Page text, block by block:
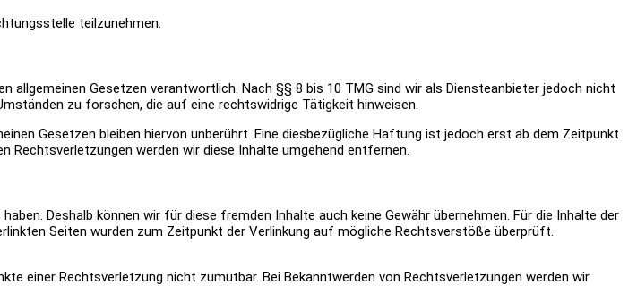
teilzunehmen.
Gesetzen verantwortlich. Nach §§ 8 bis 10 TMG sind wir als Diensteanbieter jedoch nicht
zu forschen, die auf eine rechtswidrige Tätigkeit hinweisen.
Gesetzen bleiben hiervon unberührt. Eine diesbezügliche Haftung ist jedoch erst ab dem Zeitpunkt
Rechtsverletzungen werden wir diese Inhalte umgehend entfernen.
Deshalb können wir für diese fremden Inhalte auch keine Gewähr übernehmen. Für die Inhalte der
Seiten wurden zum Zeitpunkt der Verlinkung auf mögliche Rechtsverstöße überprüft.
einer Rechtsverletzung nicht zumutbar. Bei Bekanntwerden von Rechtsverletzungen werden wir